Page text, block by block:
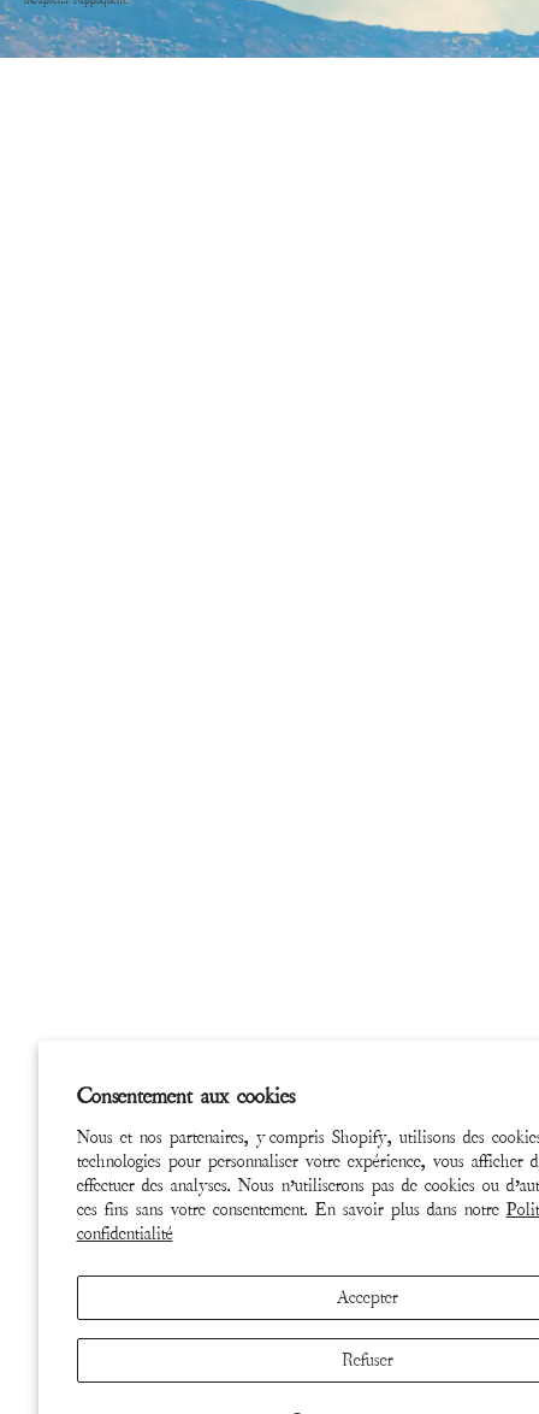
Consentement aux cookies
Nous et nos partenaires, y compris Shopify, utilisons des
technologies pour personnaliser votre expérience, vous afficher
effectuer des analyses. Nous n’utiliserons pas de cookies ou
ces fins sans votre consentement. En savoir plus dans notre
confidentialité
Accepter
Refuser